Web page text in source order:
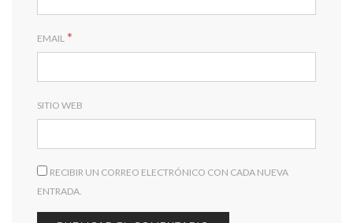
EMAIL *
SITIO WEB
RECIBIR UN CORREO ELECTRÓNICO CON CADA NUEVA
ENTRADA.